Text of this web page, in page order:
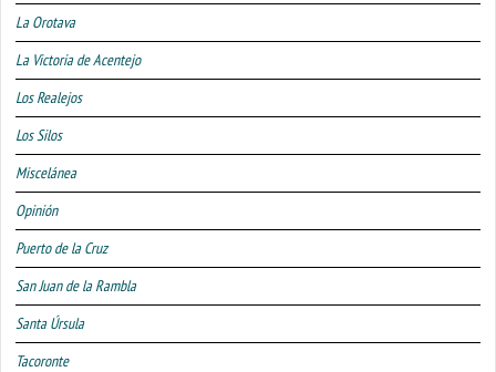
La Orotava
La Victoria de Acentejo
Los Realejos
Los Silos
Miscelánea
Opinión
Puerto de la Cruz
San Juan de la Rambla
Santa Úrsula
Tacoronte